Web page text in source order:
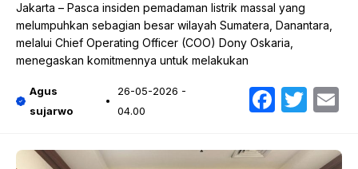
Jakarta – Pasca insiden pemadaman listrik massal yang
melumpuhkan sebagian besar wilayah Sumatera, Danantara,
melalui Chief Operating Officer (COO) Dony Oskaria,
menegaskan komitmennya untuk melakukan
Agus
sujarwo
26-05-2026 -
04.00